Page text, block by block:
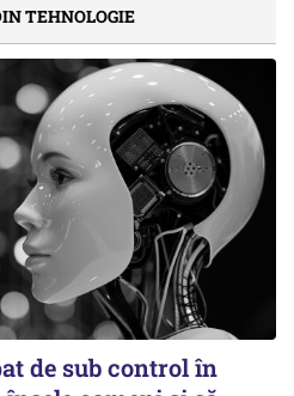
TEHNOLOGIE
de sub control în